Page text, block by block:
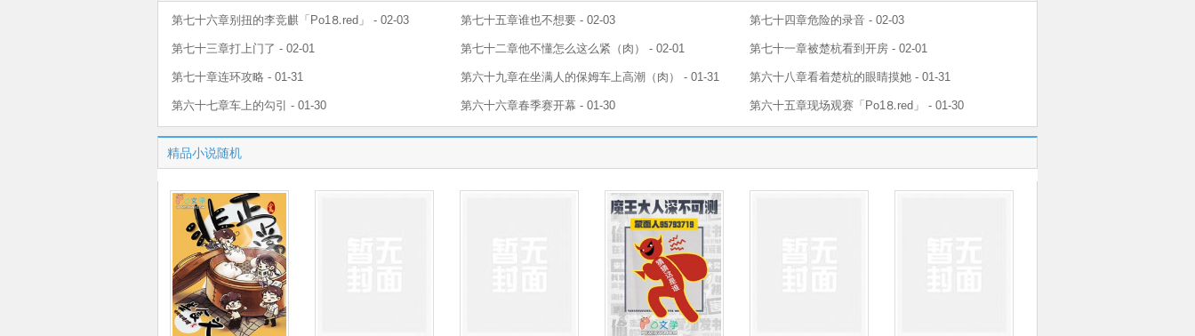
第七十六章别扭的李竞麒「Рo1⒏red」 - 02-03 第七十五章谁也不想要 - 02-03 第七十四章危险的录音 - 02-03
第七十三章打上门了 - 02-01 第七十二章他不懂怎么这么紧（肉） - 02-01 第七十一章被楚杭看到开房 - 02-01
第七十章连环攻略 - 01-31 第六十九章在坐满人的保姆车上高潮（肉） - 01-31 第六十八章看着楚杭的眼睛摸她 - 01-31
第六十七章车上的勾引 - 01-30 第六十六章春季赛开幕 - 01-30 第六十五章现场观赛「Рo1⒏red」 - 01-30
精品小说随机